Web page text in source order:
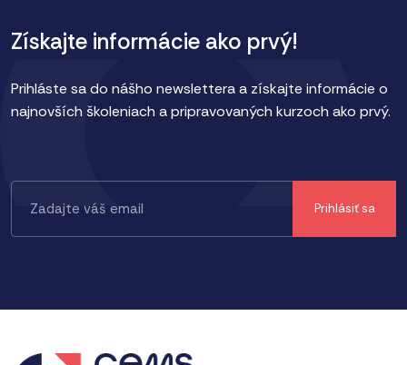
Získajte informácie ako prvý!
Prihláste sa do nášho newslettera a získajte informácie o
najnovších školeniach a pripravovaných kurzoch ako prvý.